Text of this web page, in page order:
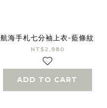
航海手札七分袖上衣-藍條紋
NT$2,980
ADD TO CART